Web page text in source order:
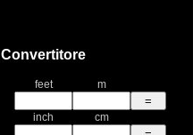
Convertitore
feet m
inch cm